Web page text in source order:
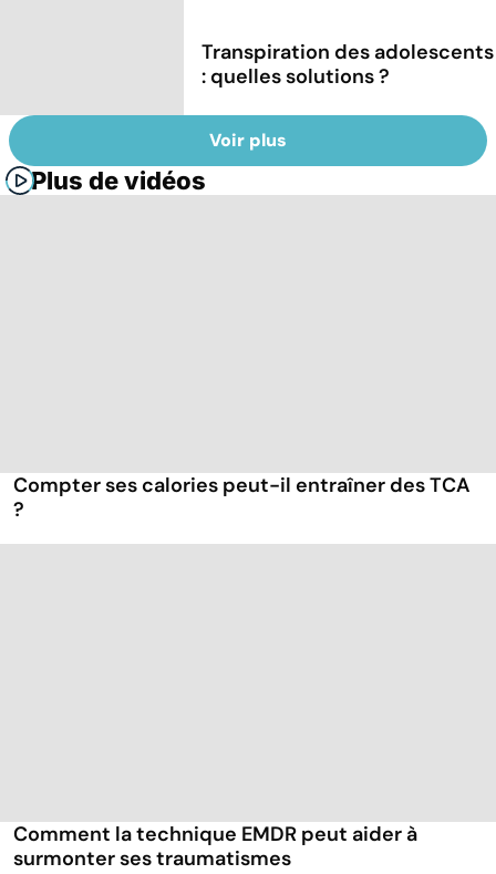
Transpiration des adolescents
: quelles solutions ?
Voir plus
Plus de vidéos
Compter ses calories peut-il entraîner des TCA
?
Comment la technique EMDR peut aider à
surmonter ses traumatismes